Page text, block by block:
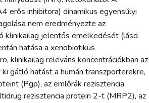
erős inhibitora) dinamikus egyensúlyi
nem eredményezte az
klinikailag jelentős emelkedését (lásd
hatása a xenobiotikus
klinikailag releváns koncentrációkban az
gátló hatást a humán transzporterekre,
(Pgp), az emlőrák rezisztencia
rezisztencia protein 2-t (MRP2), az